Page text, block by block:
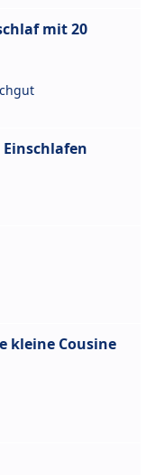
mit 20
kleine Cousine